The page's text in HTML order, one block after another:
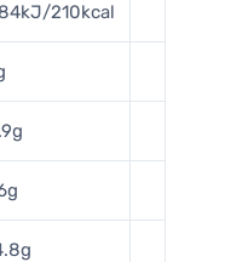
210kcal